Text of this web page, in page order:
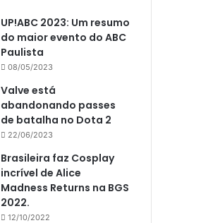
UP!ABC 2023: Um resumo
do maior evento do ABC
Paulista
08/05/2023
Valve está
abandonando passes
de batalha no Dota 2
22/06/2023
Brasileira faz Cosplay
incrível de Alice
Madness Returns na BGS
2022.
12/10/2022